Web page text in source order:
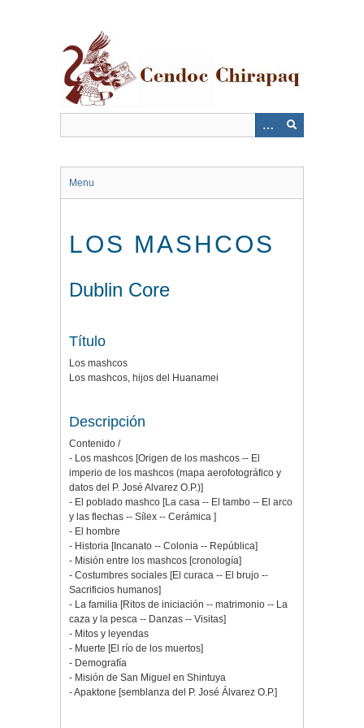
Menu
LOS MASHCOS
Dublin Core
Título
Los mashcos
Los mashcos, hijos del Huanamei
Descripción
Contenido /
- Los mashcos [Origen de los mashcos -- El
imperio de los mashcos (mapa aerofotográfico y
datos del P. José Alvarez O.P.)]
- El poblado mashco [La casa -- El tambo -- El arco
y las flechas -- Sílex -- Cerámica ]
- El hombre
- Historia [Incanato -- Colonia -- República]
- Misión entre los mashcos [cronología]
- Costumbres sociales [El curaca -- El brujo --
Sacrificios humanos]
- La familia [Ritos de iniciación -- matrimonio -- La
caza y la pesca -- Danzas -- Visitas]
- Mitos y leyendas
- Muerte [El río de los muertos]
- Demografía
- Misión de San Miguel en Shintuya
- Apaktone [semblanza del P. José Álvarez O.P.]